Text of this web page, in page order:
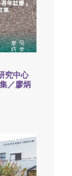
究中心
／廖炳